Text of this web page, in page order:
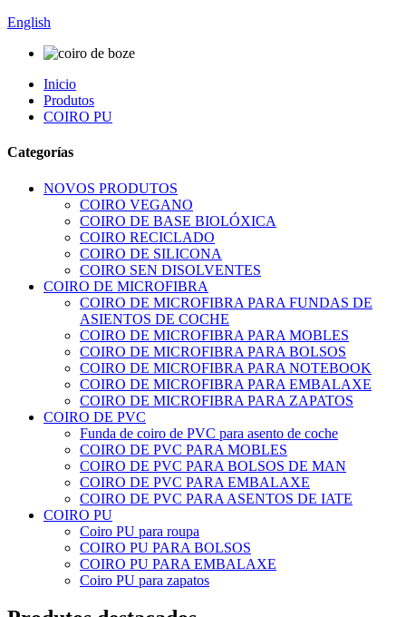
English
Inicio
Produtos
COIRO PU
Categorías
NOVOS PRODUTOS
COIRO VEGANO
COIRO DE BASE BIOLÓXICA
COIRO RECICLADO
COIRO DE SILICONA
COIRO SEN DISOLVENTES
COIRO DE MICROFIBRA
COIRO DE MICROFIBRA PARA FUNDAS DE
ASIENTOS DE COCHE
COIRO DE MICROFIBRA PARA MOBLES
COIRO DE MICROFIBRA PARA BOLSOS
COIRO DE MICROFIBRA PARA NOTEBOOK
COIRO DE MICROFIBRA PARA EMBALAXE
COIRO DE MICROFIBRA PARA ZAPATOS
COIRO DE PVC
Funda de coiro de PVC para asento de coche
COIRO DE PVC PARA MOBLES
COIRO DE PVC PARA BOLSOS DE MAN
COIRO DE PVC PARA EMBALAXE
COIRO DE PVC PARA ASENTOS DE IATE
COIRO PU
Coiro PU para roupa
COIRO PU PARA BOLSOS
COIRO PU PARA EMBALAXE
Coiro PU para zapatos